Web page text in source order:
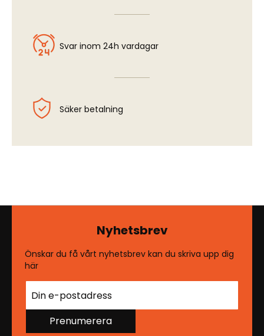
Svar inom 24h vardagar
Säker betalning
Nyhetsbrev
Önskar du få vårt nyhetsbrev kan du skriva upp dig
här
Prenumerera